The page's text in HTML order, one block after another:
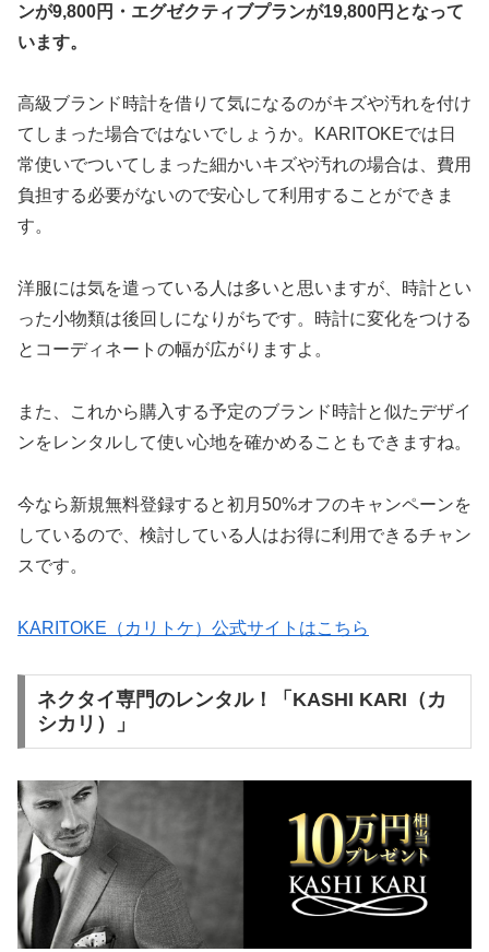
ンが9,800円・エグゼクティブプランが19,800円となって
います。
高級ブランド時計を借りて気になるのがキズや汚れを付け
てしまった場合ではないでしょうか。KARITOKEでは日
常使いでついてしまった細かいキズや汚れの場合は、費用
負担する必要がないので安心して利用することができま
す。
洋服には気を遣っている人は多いと思いますが、時計とい
った小物類は後回しになりがちです。時計に変化をつける
とコーディネートの幅が広がりますよ。
また、これから購入する予定のブランド時計と似たデザイ
ンをレンタルして使い心地を確かめることもできますね。
今なら新規無料登録すると初月50%オフのキャンペーンを
しているので、検討している人はお得に利用できるチャン
スです。
KARITOKE（カリトケ）公式サイトはこちら
ネクタイ専門のレンタル！「KASHI KARI（カ
シカリ）」